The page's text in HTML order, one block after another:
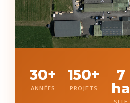
30+
ANNÉES
150+
PROJETS
7
ha